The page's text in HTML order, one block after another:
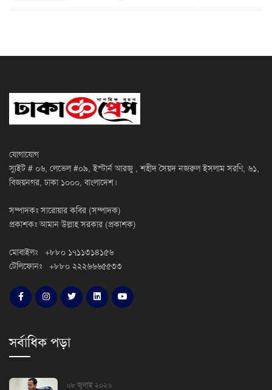
যোগাযোগ
স্যুইট # ০৬, লেভেল #০৯, ইস্টার্ন আরজু , শহীদ সৈয়দ নজরুল ইসলাম সরণি, ৬১,
বিজয়নগর, ঢাকা ১০০০, বাংলাদেশ।
সম্পাদকঃ সারোয়ার কবির (সম্পাদক)
প্রকাশকঃ আমান উল্লাহ সরকার (প্রকাশক)
মোবাইলঃ +৮৮০ ১৭১১৩১৪১৫৬
টেলিফোনঃ +৮৮০ ২২২৬৬৬৫৫৩৩
সর্বাধিক পড়া
০৮ জুলাই ২০২৬